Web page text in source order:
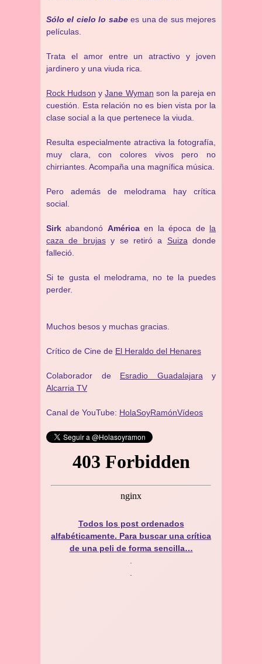
Sólo el cielo lo sabees una de sus mejores
películas.
Trata el amor entre un atractivo y joven
jardinero y una viuda rica.
Rock Hudson yJane Wyman son la pareja en
cuestión. Esta relación no es bien vista por la
clase social a la que pertenece la viuda.
Resulta especialmente atractiva la fotografía,
muy clara, con colores vivos pero no
chirriantes. Acompaña una magnífica música.
Pero además de melodrama hay crítica
social.
Sirk abandonó Américaen la época de la
caza de brujasy se retiró a Suiza donde
falleció.
Si te gusta el melodrama, no te la puedes
perder.
Muchos besos y muchas gracias.
Crítico de Cine de El Heraldo del Henares
Colaborador de Esradio Guadalajara y
Alcarria TV
Canal de YouTube: HolaSoyRamónVídeos
Todos los post ordenados
alfabéticamente. Para buscar una crítica
de una peli de forma sencilla…